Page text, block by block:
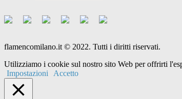
flamencomilano.it © 2022. Tutti i diritti riservati.
Utilizziamo i cookie sul nostro sito Web per offrirti
Impostazioni
Accetto